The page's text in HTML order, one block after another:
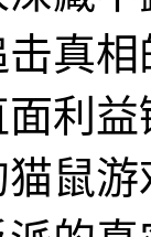
真
利
鼠